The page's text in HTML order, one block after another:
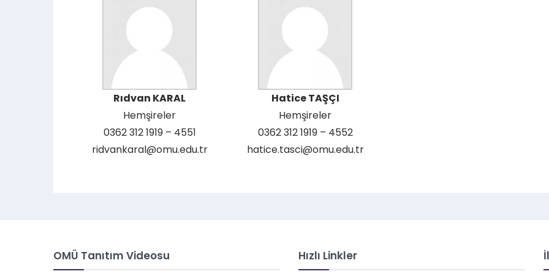
Rıdvan KARAL
Hemşireler
0362 312 1919 – 4551
ridvankaral@omu.edu.tr
Hatice TAŞÇI
Hemşireler
0362 312 1919 – 4552
hatice.tasci@omu.edu.tr
OMÜ Tanıtım Videosu Hızlı Linkler